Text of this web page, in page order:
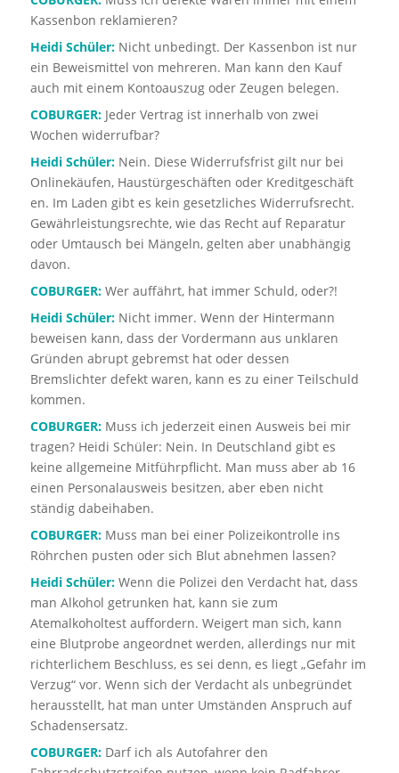
Kassenbon reklamieren?
Heidi Schüler:Nicht unbedingt. Der Kassenbon ist nur
ein Beweismittel von mehreren. Man kann den Kauf
auch mit einem Kontoauszug oder Zeugen belegen.
COBURGER:Jeder Vertrag ist innerhalb von zwei
Wochen widerrufbar?
Heidi Schüler:Nein. Diese Widerrufsfrist gilt nur bei
Onlinekäufen, Haustürgeschäften oder Kreditgeschäft
en. Im Laden gibt es kein gesetzliches Widerrufsrecht.
Gewährleistungsrechte, wie das Recht auf Reparatur
oder Umtausch bei Mängeln, gelten aber unabhängig
davon.
COBURGER:Wer auffährt, hat immer Schuld, oder?!
Heidi Schüler:Nicht immer. Wenn der Hintermann
beweisen kann, dass der Vordermann aus unklaren
Gründen abrupt gebremst hat oder dessen
Bremslichter defekt waren, kann es zu einer Teilschuld
kommen.
COBURGER:Muss ich jederzeit einen Ausweis bei mir
tragen? Heidi Schüler: Nein. In Deutschland gibt es
keine allgemeine Mitführpflicht. Man muss aber ab 16
einen Personalausweis besitzen, aber eben nicht
ständig dabeihaben.
COBURGER:Muss man bei einer Polizeikontrolle ins
Röhrchen pusten oder sich Blut abnehmen lassen?
Heidi Schüler:Wenn die Polizei den Verdacht hat, dass
man Alkohol getrunken hat, kann sie zum
Atemalkoholtest auffordern. Weigert man sich, kann
eine Blutprobe angeordnet werden, allerdings nur mit
richterlichem Beschluss, es sei denn, es liegt „Gefahr im
Verzug“ vor. Wenn sich der Verdacht als unbegründet
herausstellt, hat man unter Umständen Anspruch auf
Schadensersatz.
COBURGER:Darf ich als Autofahrer den